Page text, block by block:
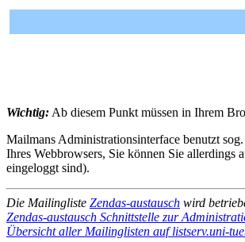
Wichtig: Ab diesem Punkt müssen in Ihrem
Mailmans Administrationsinterface benutzt
Ihres Webbrowsers, Sie können Sie allerdings
eingeloggt sind).
Die Mailingliste Zendas-austausch wird
Zendas-austausch Schnittstelle zur
Übersicht aller Mailinglisten auf listserv.uni-